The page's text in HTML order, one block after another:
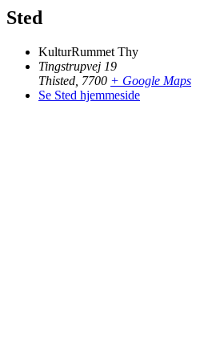
Sted
KulturRummet Thy
Tingstrupvej 19
Thisted 7700 + Google Maps
Se Sted hjemmeside